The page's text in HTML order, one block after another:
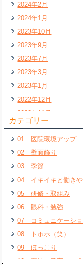
2024年2月
2024年1月
2023年10月
2023年9月
2023年7月
2023年3月
2023年1月
2022年12月
2022年11月
2022年7月
2022年6月
2022年5月
2022年4月
2022年3月
2022年2月
2022年1月
2021年12月
2021年11月
2021年10月
2021年9月
カテゴリー
01 医院環境アップ
02 壁面飾り
03 季節
04 イキイキと働きや
05 研修・取組み
06 眼科・勉強
07 コミュニケーシ
08 トホホ（笑）
09 ほっこり
10 家族・子育て・犬